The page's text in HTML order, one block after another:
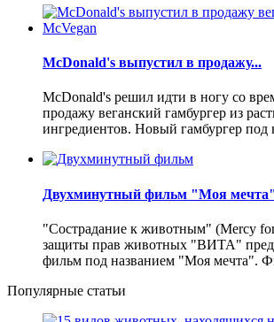
McDonald's выпустил в продажу...
McDonald's решил идти в ногу со
продажу веганский гамбургер из
ингредиентов. Новый гамбургер под
Двухминутный фильм "Моя
"Сострадание к животным" (Mercy
защиты прав животных "ВИТА"
фильм под названием "Моя мечта".
Популярные статьи